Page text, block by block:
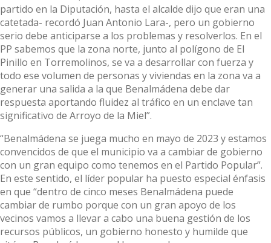
partido en la Diputación, hasta el alcalde dijo que eran una
catetada- recordó Juan Antonio Lara-, pero un gobierno
serio debe anticiparse a los problemas y resolverlos. En el
PP sabemos que la zona norte, junto al polígono de El
Pinillo en Torremolinos, se va a desarrollar con fuerza y
todo ese volumen de personas y viviendas en la zona va a
generar una salida a la que Benalmádena debe dar
respuesta aportando fluidez al tráfico en un enclave tan
significativo de Arroyo de la Miel”.
“Benalmádena se juega mucho en mayo de 2023 y estamos
convencidos de que el municipio va a cambiar de gobierno
con un gran equipo como tenemos en el Partido Popular”.
En este sentido, el líder popular ha puesto especial énfasis
en que “dentro de cinco meses Benalmádena puede
cambiar de rumbo porque con un gran apoyo de los
vecinos vamos a llevar a cabo una buena gestión de los
recursos públicos, un gobierno honesto y humilde que